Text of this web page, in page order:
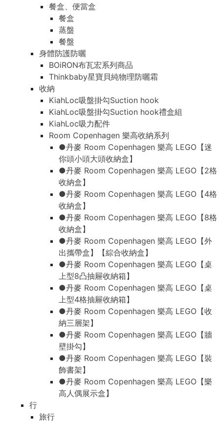
餐盒、便當盒
餐盒
蒸盤
餐盤
身體防護防曬
BOiRON布瓦宏系列商品
Thinkbaby星寶貝純物理防曬霜
收納
KiahLoc吸盤掛勾Suction hook
KiahLoc吸盤掛勾Suction hook禮盒組
KiahLoc吸力配件
Room Copenhagen 樂高收納系列
●丹麥 Room Copenhagen 樂高 LEGO【迷
你頭小頭大頭收納盒】
●丹麥 Room Copenhagen 樂高 LEGO【2格
收納盒】
●丹麥 Room Copenhagen 樂高 LEGO【4格
收納盒】
●丹麥 Room Copenhagen 樂高 LEGO【8格
收納盒】
●丹麥 Room Copenhagen 樂高 LEGO【外
出攜帶盒】【綜合收納盒】
●丹麥 Room Copenhagen 樂高 LEGO【桌
上型8凸抽屜收納箱】
●丹麥 Room Copenhagen 樂高 LEGO【桌
上型4格抽屜收納箱】
●丹麥 Room Copenhagen 樂高 LEGO【收
納三層架】
●丹麥 Room Copenhagen 樂高 LEGO【牆
壁掛勾】
●丹麥 Room Copenhagen 樂高 LEGO【裝
飾書架】
●丹麥 Room Copenhagen 樂高 LEGO【樂
高人偶展示盒】
行
旅行